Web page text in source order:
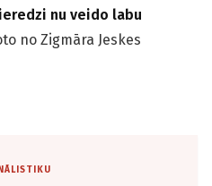
nu veido labu
no Zigmāra Jeskes